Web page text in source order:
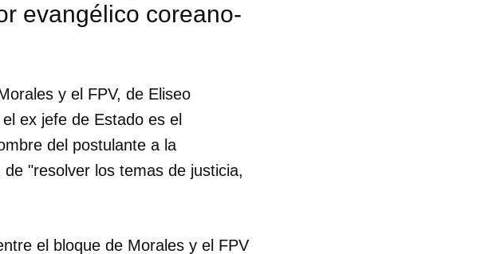
evangélico coreano-
y el FPV, de Eliseo
ex jefe de Estado es el
del postulante a la
"resolver los temas de justicia,
el bloque de Morales y el FPV